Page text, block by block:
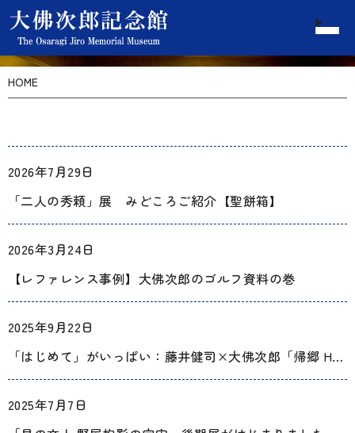
HOME
2026年7月29日
「二人の秀頼」展 みどころご紹介【聖餅箱】
2026年3月24日
【レファレンス事例】大佛次郎のゴルフ資料の巻
2025年9月22日
「はじめて」がいっぱい：藤井健司×大佛次郎「帰郷 Homecoming」展がはじまりました！
2025年7月7日